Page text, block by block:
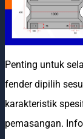
Penting untuk
fender dipilih
karakteristik
pemasangan.